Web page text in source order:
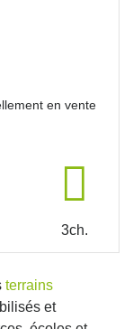
en vente
3ch.
terrains
et